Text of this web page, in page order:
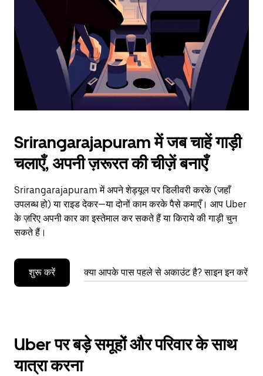
the
calendar.
Srirangarajapuram में जब चाहें गाड़ी
चलाएँ, अपनी ज़रूरत की चीज़ें बनाएँ
Srirangarajapuram में अपने शेड्यूल पर डिलीवरी करके (जहाँ
उपलब्ध हो) या राइड देकर—या दोनों काम करके पैसे कमाएँ। आप Uber
के ज़रिए अपनी कार का इस्तेमाल कर सकते हैं या किराये की गाड़ी चुन
सकते हैं।
शुरू करें क्या आपके पास पहले से अकाउंट है? साइन इन करें
Uber पर बड़े समूहों और परिवार के साथ
यात्रा करना